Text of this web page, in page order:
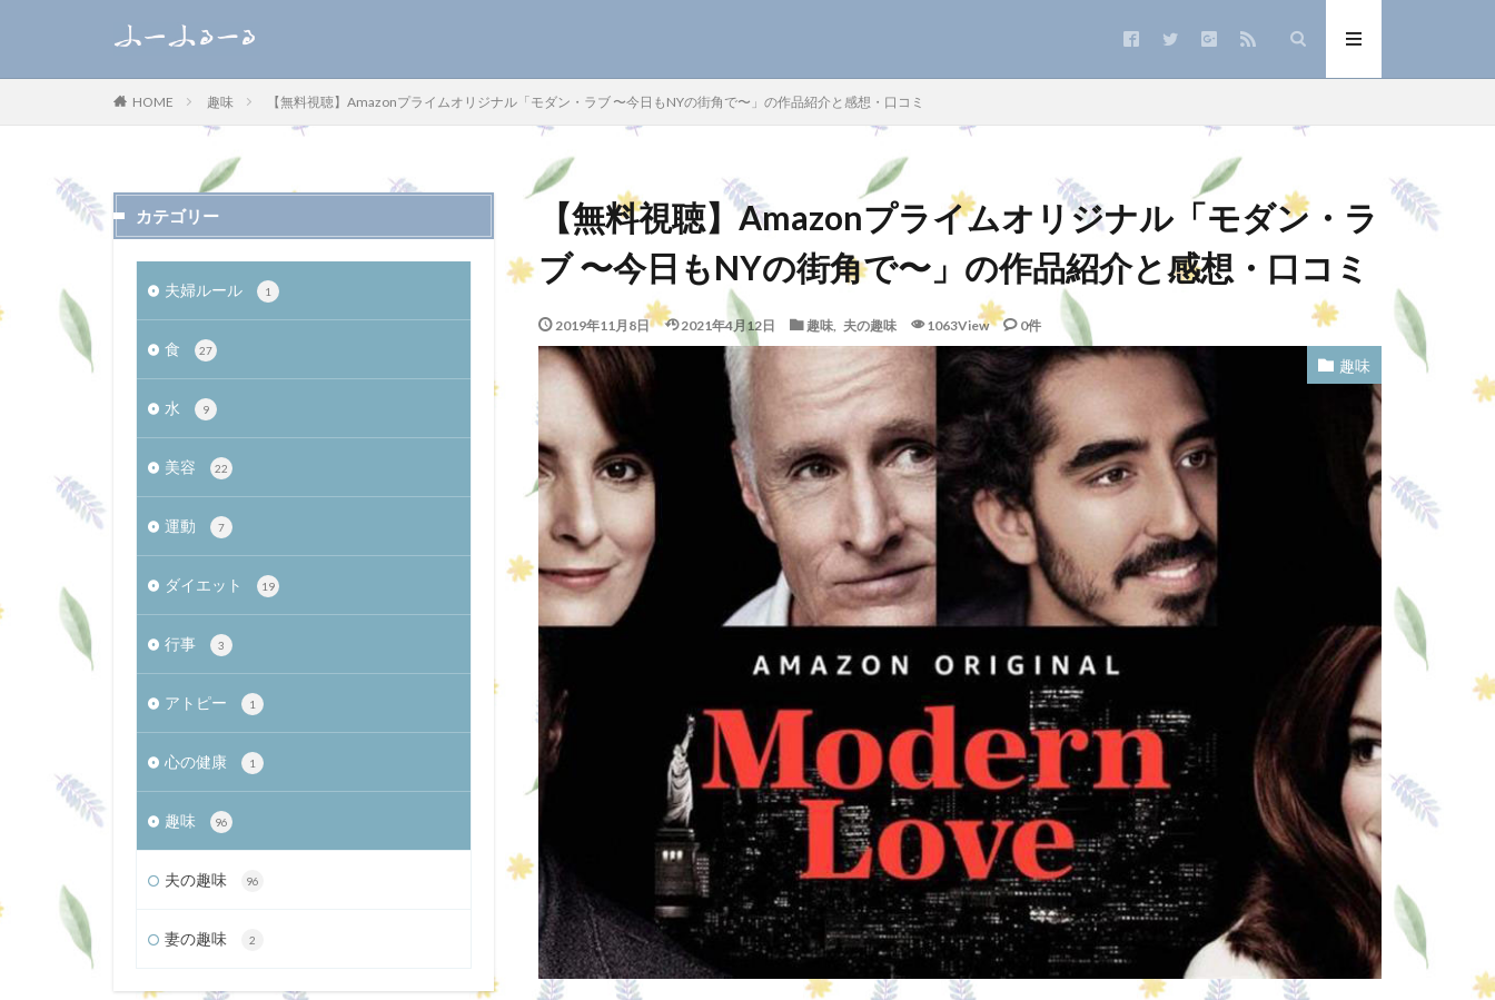
HOME 趣味 【無料視聴】Amazonプライムオリジナル「モダン・ラブ 〜今日もNYの街角で〜」の作品紹介と感想・口コミ
【無料視聴】Amazonプライムオリジナル「モダン・ラ
ブ 〜今日もNYの街角で〜」の作品紹介と感想・口コミ
2019年11月8日 2021年4月12日 趣味, 夫の趣味 1063View 0件
趣味
カテゴリー
夫婦ルール 1
食 27
水 9
美容 22
運動 7
ダイエット 19
行事 3
アトピー 1
心の健康 1
趣味 96
夫の趣味 96
妻の趣味 2
カテゴリー